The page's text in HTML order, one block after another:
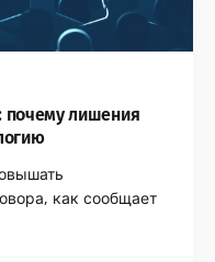
лишения
как сообщает